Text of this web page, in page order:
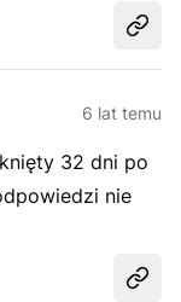
6 lat temu
32 dni po
nie